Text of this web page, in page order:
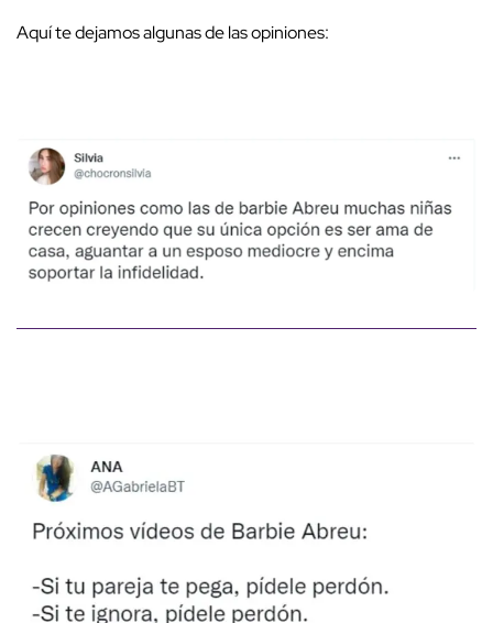
Aquí te dejamos algunas de las opiniones: